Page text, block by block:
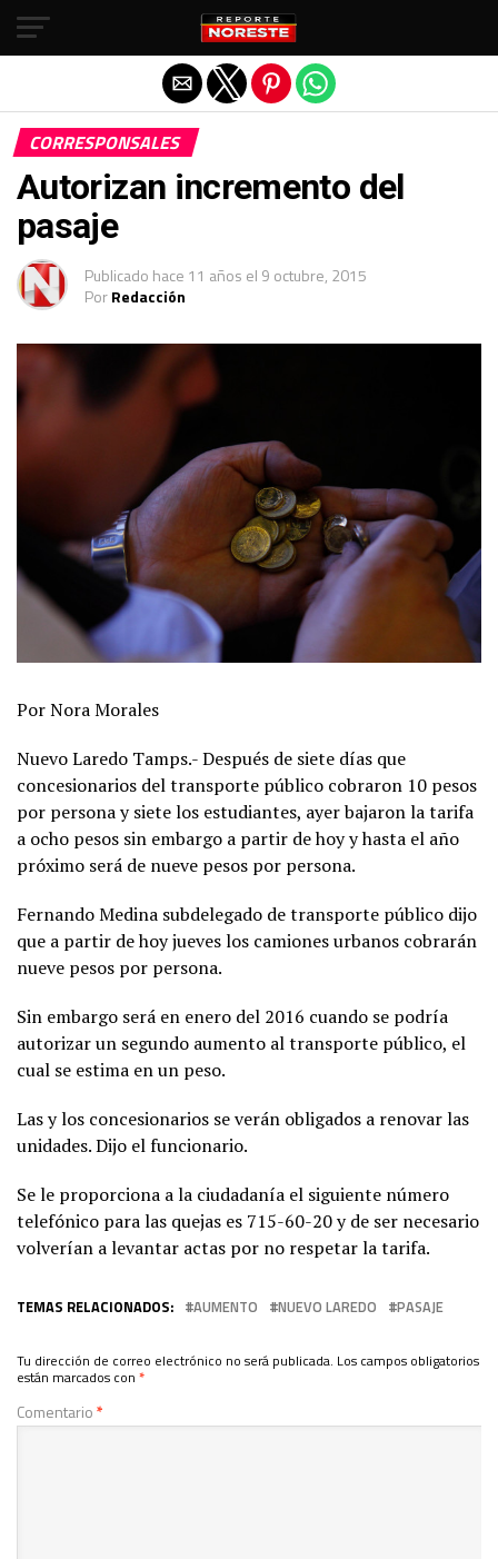
CORRESPONSALES
Autorizan incremento del
pasaje
Publicado hace 11 años el 9 octubre, 2015
PorRedacción
Por Nora Morales
Nuevo Laredo Tamps.- Después de siete días que
concesionarios del transporte público cobraron 10 pesos
por persona y siete los estudiantes, ayer bajaron la tarifa
a ocho pesos sin embargo a partir de hoy y hasta el año
próximo será de nueve pesos por persona.
Fernando Medina subdelegado de transporte público dijo
que a partir de hoy jueves los camiones urbanos cobrarán
nueve pesos por persona.
Sin embargo será en enero del 2016 cuando se podría
autorizar un segundo aumento al transporte público, el
cual se estima en un peso.
Las y los concesionarios se verán obligados a renovar las
unidades. Dijo el funcionario.
Se le proporciona a la ciudadanía el siguiente número
telefónico para las quejas es 715-60-20 y de ser necesario
volverían a levantar actas por no respetar la tarifa.
TEMAS RELACIONADOS: AUMENTO NUEVO LAREDO PASAJE
Tu dirección de correo electrónico no será publicada. Los campos obligatorios
están marcados con *
Comentario*
Salir de la versión móvil